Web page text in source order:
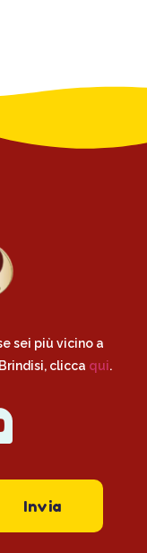
sei più vicino a
clicca qui.
Invia